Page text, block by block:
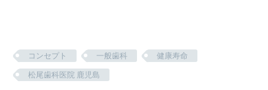
コンセプト 一般歯科
健康寿命
松尾歯科医院 鹿児島